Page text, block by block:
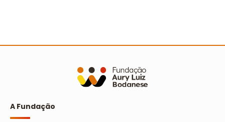
A Turminha da Reciclagem marca 25 anos com
Ler mais
A Fundação